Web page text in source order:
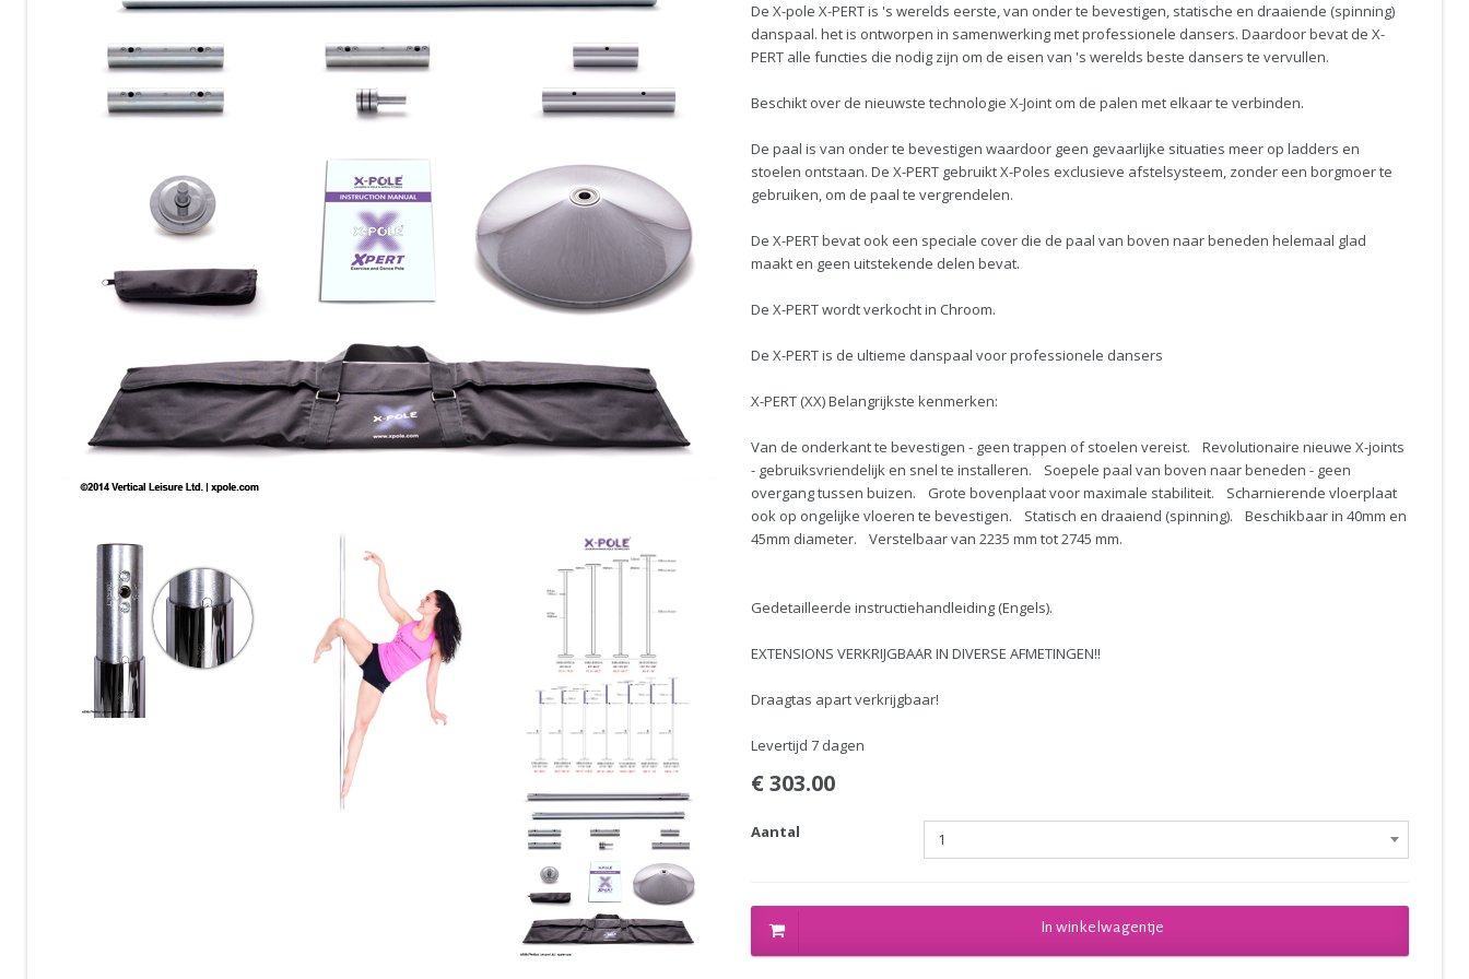
De X-pole X-PERT is 's werelds eerste, van onder te bevestigen, statische en draaiende (spinning)
danspaal. het is ontworpen in samenwerking met professionele dansers. Daardoor bevat de X-
PERT alle functies die nodig zijn om de eisen van 's werelds beste dansers te vervullen.
Beschikt over de nieuwste technologie X-Joint om de palen met elkaar te verbinden.
De paal is van onder te bevestigen waardoor geen gevaarlijke situaties meer op ladders en
stoelen ontstaan. De X-PERT gebruikt X-Poles exclusieve afstelsysteem, zonder een borgmoer te
gebruiken, om de paal te vergrendelen.
De X-PERT bevat ook een speciale cover die de paal van boven naar beneden helemaal glad
maakt en geen uitstekende delen bevat.
De X-PERT wordt verkocht in Chroom.
De X-PERT is de ultieme danspaal voor professionele dansers
X-PERT (XX) Belangrijkste kenmerken:
Van de onderkant te bevestigen - geen trappen of stoelen vereist. Revolutionaire nieuwe X-joints
- gebruiksvriendelijk en snel te installeren. Soepele paal van boven naar beneden - geen
overgang tussen buizen. Grote bovenplaat voor maximale stabiliteit. Scharnierende vloerplaat
ook op ongelijke vloeren te bevestigen. Statisch en draaiend (spinning). Beschikbaar in 40mm en
45mm diameter. Verstelbaar van 2235 mm tot 2745 mm.
Gedetailleerde instructiehandleiding (Engels).
EXTENSIONS VERKRIJGBAAR IN DIVERSE AFMETINGEN!!
Draagtas apart verkrijgbaar!
Levertijd 7 dagen
€ 303.00
Aantal 1
In winkelwagentje